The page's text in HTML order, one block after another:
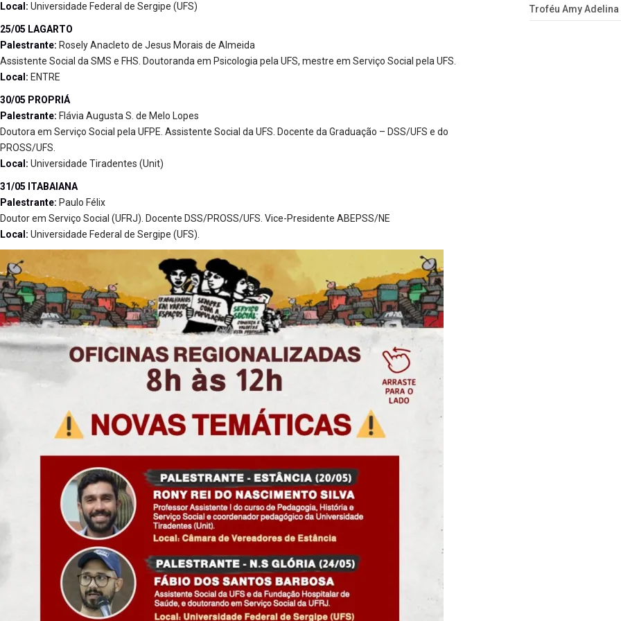
Local: Universidade Federal de Sergipe (UFS)
25/05 LAGARTO
Palestrante: Rosely Anacleto de Jesus Morais de Almeida
Assistente Social da SMS e FHS. Doutoranda em Psicologia pela UFS, mestre em Serviço Social pela UFS.
Local: ENTRE
30/05 PROPRIÁ
Palestrante: Flávia Augusta S. de Melo Lopes
Doutora em Serviço Social pela UFPE. Assistente Social da UFS. Docente da Graduação – DSS/UFS e do
PROSS/UFS.
Local: Universidade Tiradentes (Unit)
31/05 ITABAIANA
Palestrante: Paulo Félix
Doutor em Serviço Social (UFRJ). Docente DSS/PROSS/UFS. Vice-Presidente ABEPSS/NE
Local: Universidade Federal de Sergipe (UFS).
Troféu Amy Adelina